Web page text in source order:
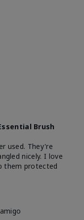
Brush
used. They're
nicely. I love
them protected